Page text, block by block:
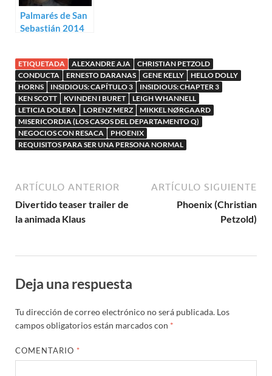
Palmarés de San
Sebastián 2014
ETIQUETADA ALEXANDRE AJA
CHRISTIAN PETZOLD
CONDUCTA
ERNESTO DARANAS GENE KELLY
HELLO DOLLY
HORNS
INSIDIOUS: CAPÍTULO 3
INSIDIOUS: CHAPTER 3
KEN SCOTT
KVINDEN I BURET
LEIGH WHANNELL
LETICIA DOLERA
LORENZ MERZ
MIKKEL NØRGAARD
MISERICORDIA (LOS CASOS DEL DEPARTAMENTO Q)
NEGOCIOS CON RESACA
PHOENIX
REQUISITOS PARA SER UNA PERSONA NORMAL
ARTÍCULO ANTERIOR
Divertido teaser trailer de
la animada Klaus
ARTÍCULO SIGUIENTE
Phoenix (Christian
Petzold)
Deja una respuesta
Tu dirección de correo electrónico no será publicada. Los
campos obligatorios están marcados con *
COMENTARIO *